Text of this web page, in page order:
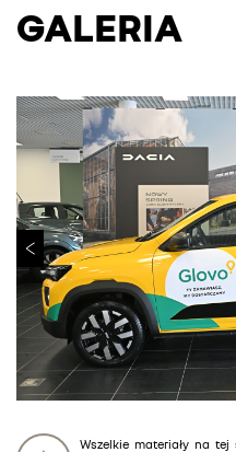
GALERIA
Wszelkie materiały na